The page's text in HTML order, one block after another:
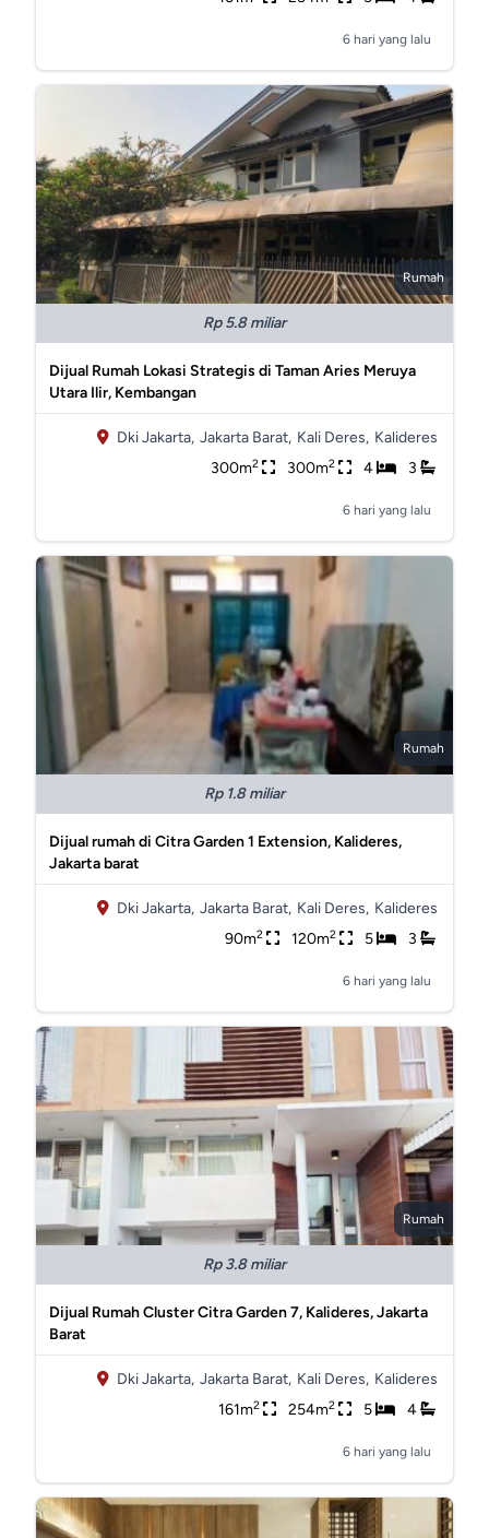
6 hari yang lalu
Rumah
Rp 5.8 miliar
Dijual Rumah Lokasi Strategis di Taman Aries Meruya
Utara Ilir, Kembangan
Dki Jakarta, Jakarta Barat, Kali Deres, Kalideres
300m2 300m2 4 3
6 hari yang lalu
Rumah
Rp 1.8 miliar
Dijual rumah di Citra Garden 1 Extension, Kalideres,
Jakarta barat
Dki Jakarta, Jakarta Barat, Kali Deres, Kalideres
90m2 120m2 5 3
6 hari yang lalu
Rumah
Rp 3.8 miliar
Dijual Rumah Cluster Citra Garden 7, Kalideres, Jakarta
Barat
Dki Jakarta, Jakarta Barat, Kali Deres, Kalideres
161m2 254m2 5 4
6 hari yang lalu